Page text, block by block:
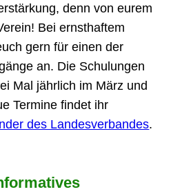
denn von eurem
Bei ernsthaftem
gern für einen der
an. Die Schulungen
Mal jährlich im März und
Termine findet ihr
des Landesverbandes.